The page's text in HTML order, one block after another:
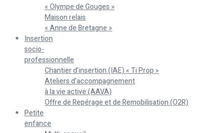
« Olympe de Gouges »
Maison relais
« Anne de Bretagne »
Insertion
socio-
professionnelle
Chantier d’insertion (IAE) « Ti Prop »
Ateliers d’accompagnement
à la vie active (AAVA)
Offre de Repérage et de Remobilisation (O2R)
Petite
enfance